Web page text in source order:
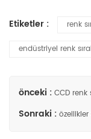
Etiketler : renk
endüstriyel renk
önceki : CCD renk
Sonraki : özellikler